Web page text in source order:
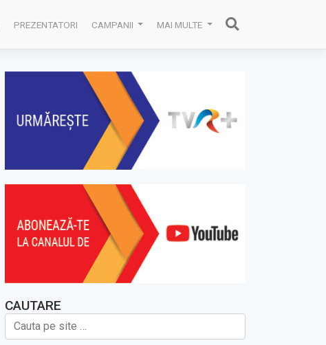
PREZENTATORI CAMPANII MAI MULTE
CAUTARE